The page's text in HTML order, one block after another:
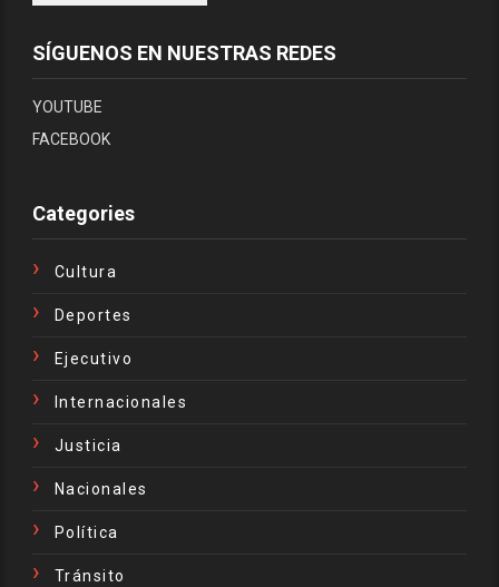
SÍGUENOS EN NUESTRAS REDES
YOUTUBE
FACEBOOK
Categories
Cultura
Deportes
Ejecutivo
Internacionales
Justicia
Nacionales
Política
Tránsito